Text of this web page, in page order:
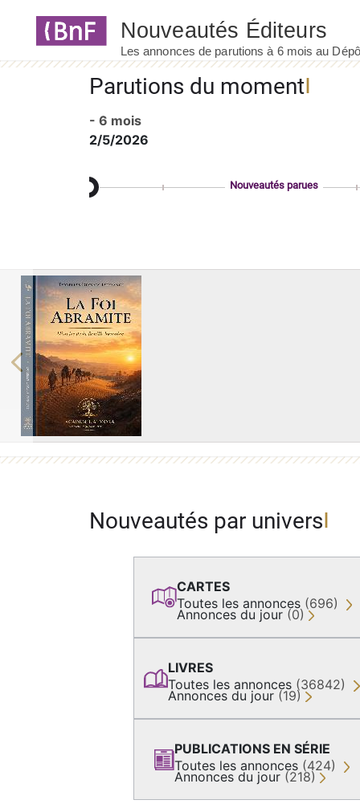
Parutions du moment
- 6 mois
2/5/2026
Nouveautés parues
Previous
Nouveautés par univers
CARTES
Toutes les annonces (696)
Annonces du jour (0)
LIVRES
Toutes les annonces (36842)
Annonces du jour (19)
PUBLICATIONS EN SÉRIE
Toutes les annonces (424)
Annonces du jour (218)